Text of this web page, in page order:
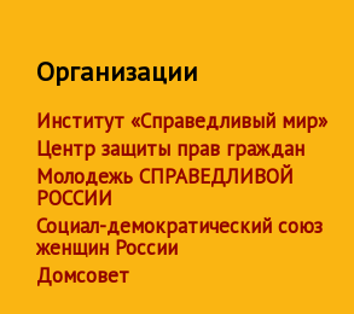
Организации
Институт «Справедливый мир»
Центр защиты прав граждан
Молодежь СПРАВЕДЛИВОЙ
РОССИИ
Социал-демократический союз
женщин России
Домсовет